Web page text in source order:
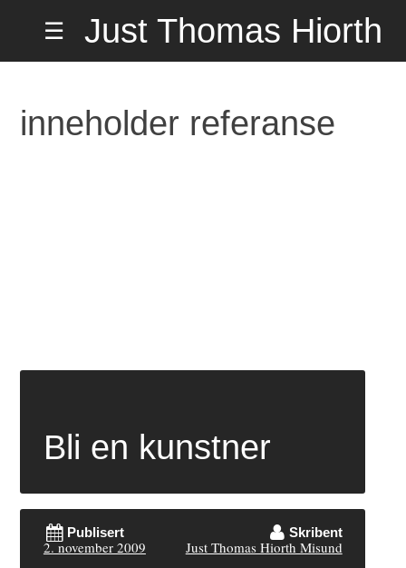
☰
Just Thomas Hiorth
inneholder referanse
Bli en kunstner
Publisert
2. november 2009
Skribent
Just Thomas Hiorth Misund